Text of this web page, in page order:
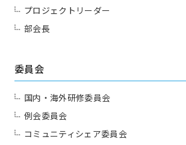
プロジェクトリーダー
部会長
委員会
国内・海外研修委員会
例会委員会
コミュニティシェア委員会